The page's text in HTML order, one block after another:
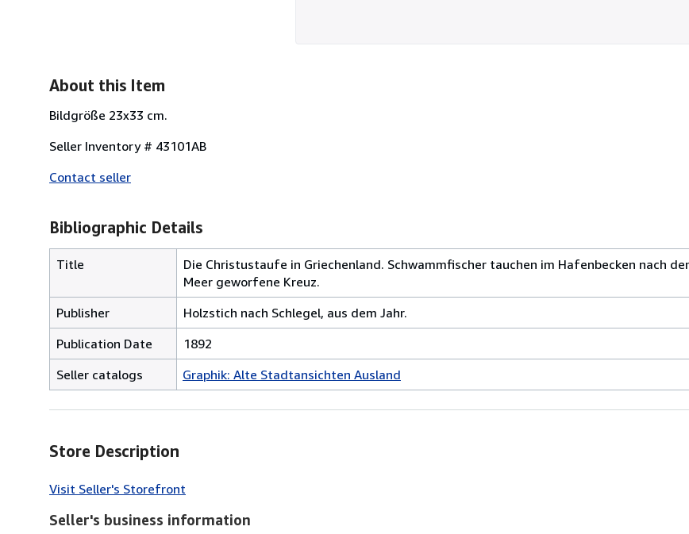
About this Item
Bildgröße 23x33 cm.
Seller Inventory # 43101AB
Contact seller
Bibliographic Details
Title
Die Christustaufe in Griechenland. Schwammfischer tauchen im Hafenbecken nach
Meer geworfene Kreuz.
Publisher
Holzstich nach Schlegel, aus dem Jahr.
Publication Date
1892
Seller catalogs
Graphik: Alte Stadtansichten Ausland
Store Description
Visit Seller's Storefront
Seller's business information